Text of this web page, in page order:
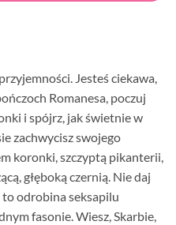
Jesteś ciekawa,
Romanesa, poczuj
i spójrz, jak świetnie w
zachwycisz swojego
koronki, szczyptą pikanterii,
głęboką czernią. Nie daj
odrobina seksapilu
fasonie. Wiesz, Skarbie,